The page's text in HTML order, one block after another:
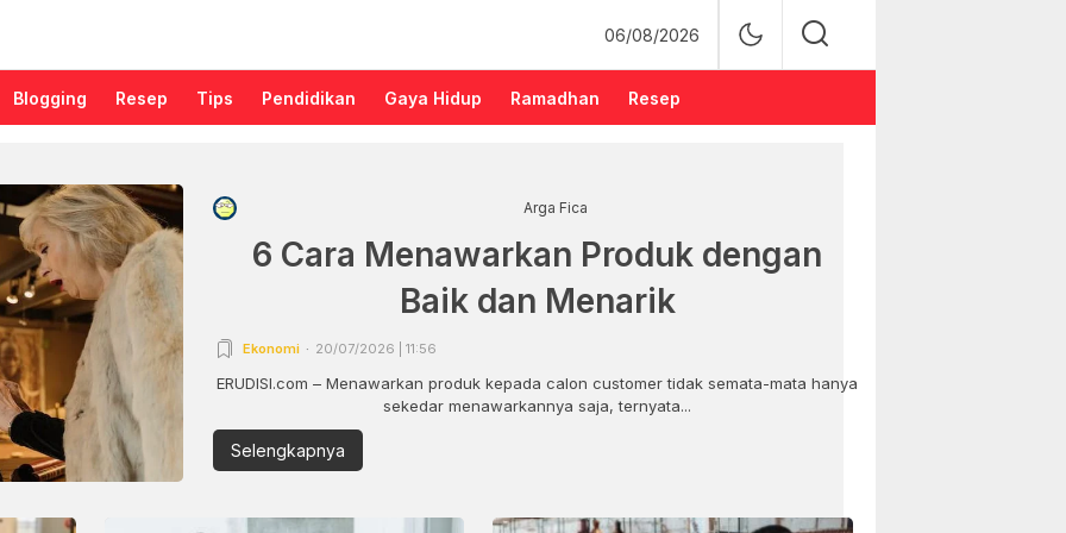
06/08/2026
Blogging Resep Tips Pendidikan Gaya Hidup Ramadhan Resep
Arga Fica
6 Cara Menawarkan Produk dengan
Baik dan Menarik
Ekonomi 20/07/2026 | 11:56
ERUDISI.com – Menawarkan produk kepada calon customer tidak semata-mata hanya
sekedar menawarkannya saja, ternyata...
Selengkapnya